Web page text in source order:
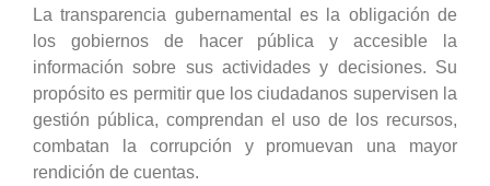
La transparencia gubernamental es la obligación de
los gobiernos de hacer pública y accesible la
información sobre sus actividades y decisiones. Su
propósito es permitir que los ciudadanos supervisen la
gestión pública, comprendan el uso de los recursos,
combatan la corrupción y promuevan una mayor
rendición de cuentas.